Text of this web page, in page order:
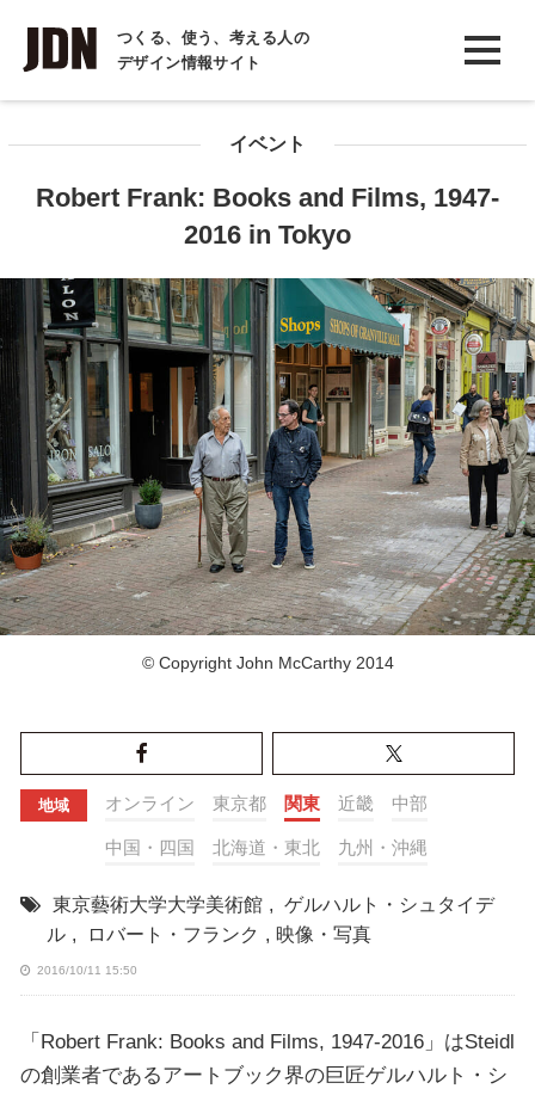
つくる、使う、考える人の
デザイン情報サイト
INTERVIEW
インタビュー
COLUMN
イベント
Robert Frank: Books and Films, 1947-
2016 in Tokyo
© Copyright John McCarthy 2014
地域 オンライン 東京都 関東 近畿 中部
中国・四国 北海道・東北 九州・沖縄
東京藝術大学大学美術館 , ゲルハルト・シュタイデ
ル , ロバート・フランク , 映像・写真
2016/10/11 15:50
「Robert Frank: Books and Films, 1947-2016」はSteidl
の創業者であるアートブック界の巨匠ゲルハルト・シ